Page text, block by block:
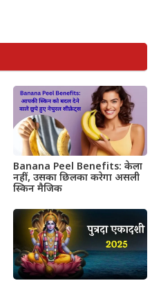
Banana Peel Benefits: केला
नहीं, उसका छिलका करेगा असली
स्किन मैजिक